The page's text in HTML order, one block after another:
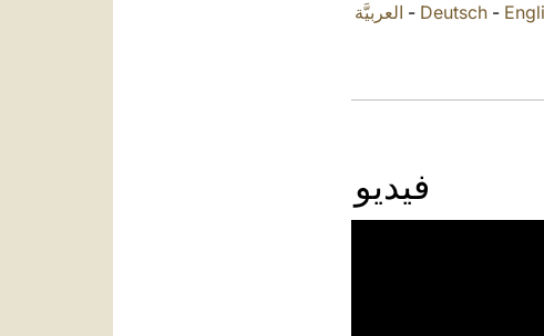
العربيَّة - Deutsch -
فيديو